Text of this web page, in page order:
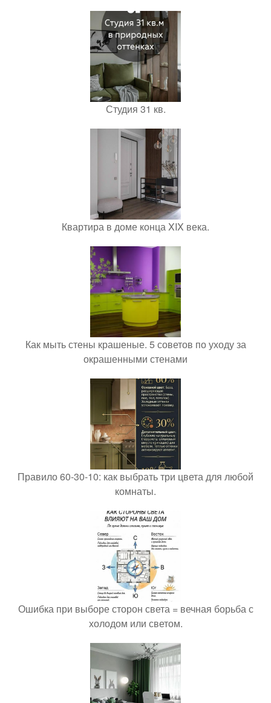
Студия 31 кв.
Квартира в доме конца XIX века.
Как мыть стены крашеные. 5 советов по уходу за
окрашенными стенами
Правило 60-30-10: как выбрать три цвета для любой
комнаты.
Ошибка при выборе сторон света = вечная борьба с
холодом или светом.